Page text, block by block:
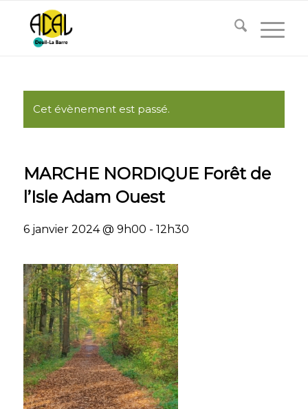
Cet évènement est passé.
MARCHE NORDIQUE Forêt de
l’Isle Adam Ouest
6 janvier 2024 @ 9h00 - 12h30